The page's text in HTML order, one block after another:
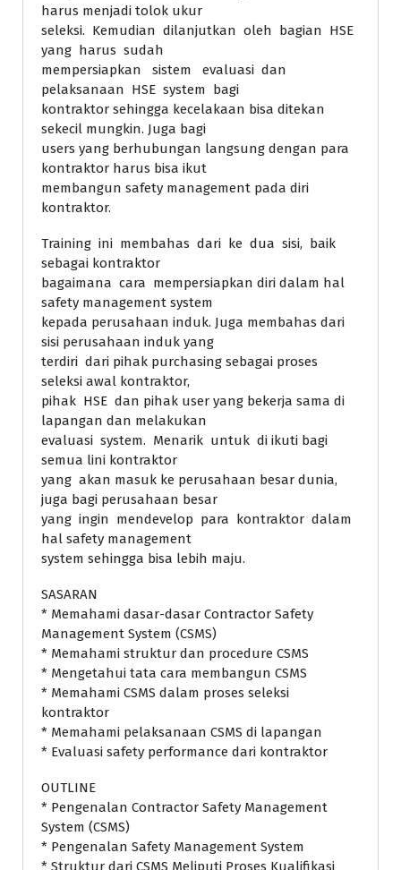
harus menjadi tolok ukur
seleksi. Kemudian dilanjutkan oleh bagian HSE
yang harus sudah
mempersiapkan sistem evaluasi dan
pelaksanaan HSE system bagi
kontraktor sehingga kecelakaan bisa ditekan
sekecil mungkin. Juga bagi
users yang berhubungan langsung dengan para
kontraktor harus bisa ikut
membangun safety management pada diri
kontraktor.
Training ini membahas dari ke dua sisi, baik
sebagai kontraktor
bagaimana cara mempersiapkan diri dalam hal
safety management system
kepada perusahaan induk. Juga membahas dari
sisi perusahaan induk yang
terdiri dari pihak purchasing sebagai proses
seleksi awal kontraktor,
pihak HSE dan pihak user yang bekerja sama di
lapangan dan melakukan
evaluasi system. Menarik untuk di ikuti bagi
semua lini kontraktor
yang akan masuk ke perusahaan besar dunia,
juga bagi perusahaan besar
yang ingin mendevelop para kontraktor dalam
hal safety management
system sehingga bisa lebih maju.
SASARAN
* Memahami dasar-dasar Contractor Safety
Management System (CSMS)
* Memahami struktur dan procedure CSMS
* Mengetahui tata cara membangun CSMS
* Memahami CSMS dalam proses seleksi
kontraktor
* Memahami pelaksanaan CSMS di lapangan
* Evaluasi safety performance dari kontraktor
OUTLINE
* Pengenalan Contractor Safety Management
System (CSMS)
* Pengenalan Safety Management System
* Struktur dari CSMS Meliputi Proses Kualifikasi